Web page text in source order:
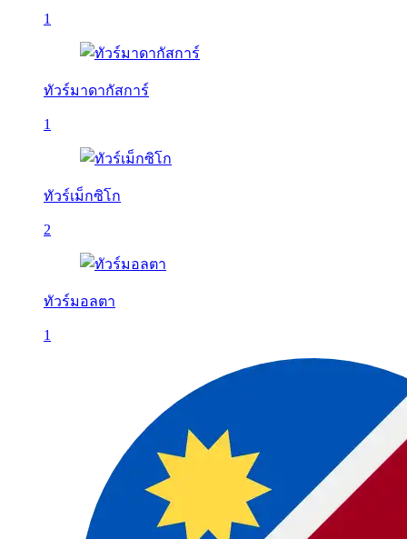
1
ทัวร์มาดากัสการ์
1
ทัวร์เม็กซิโก
2
ทัวร์มอลตา
1